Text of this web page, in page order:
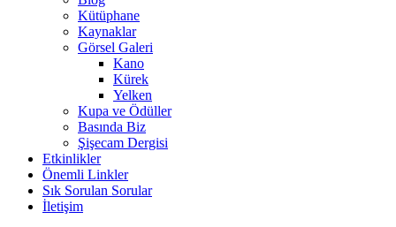
Kütüphane
Kaynaklar
Görsel Galeri
Kano
Kürek
Yelken
Kupa ve Ödüller
Basında Biz
Şişecam Dergisi
Etkinlikler
Önemli Linkler
Sık Sorulan Sorular
İletişim